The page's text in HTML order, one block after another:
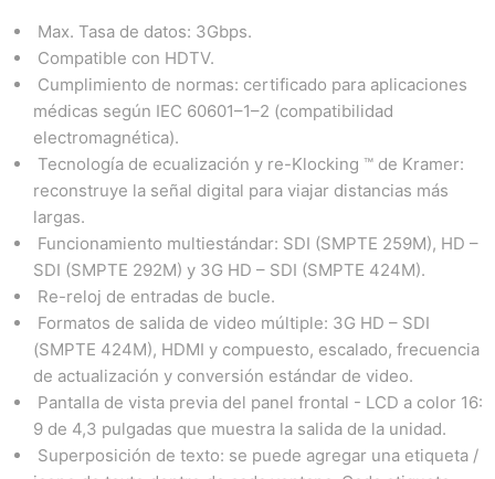
Max. Tasa de datos: 3Gbps.
Compatible con HDTV.
Cumplimiento de normas: certificado para aplicaciones
médicas según IEC 60601–1–2 (compatibilidad
electromagnética).
Tecnología de ecualización y re-Klocking ™ de Kramer:
reconstruye la señal digital para viajar distancias más
largas.
Funcionamiento multiestándar: SDI (SMPTE 259M), HD –
SDI (SMPTE 292M) y 3G HD – SDI (SMPTE 424M).
Re-reloj de entradas de bucle.
Formatos de salida de video múltiple: 3G HD – SDI
(SMPTE 424M), HDMI y compuesto, escalado, frecuencia
de actualización y conversión estándar de video.
Pantalla de vista previa del panel frontal - LCD a color 16:
9 de 4,3 pulgadas que muestra la salida de la unidad.
Superposición de texto: se puede agregar una etiqueta /